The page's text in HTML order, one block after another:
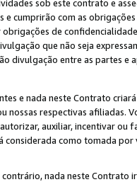
sob este contrato e
e cumprirão com as
de
que não seja
divulgação entre as partes e
e nada neste Contrato
nossas respectivas afiliadas.
auxiliar, incentivar
como tomada por
nada neste